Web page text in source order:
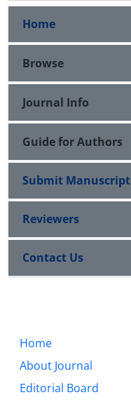
Home
Browse
Journal Info
Guide for Authors
Submit Manuscript
Reviewers
Contact Us
Home
About Journal
Editorial Board